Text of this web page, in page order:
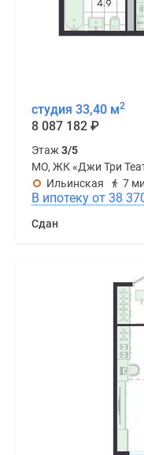
студия 33,40 м2
8 087 182 ₽
Этаж3/5
МО, ЖК «Джи Три
Ильинская
7
В ипотеку от 38
Сдан